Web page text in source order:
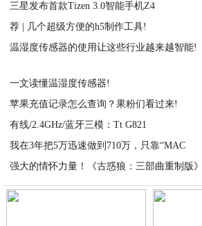
三星发布首款Tizen 3.0智能手机Z4
荐 | 几个超级方便的h5制作工具!
温湿度传感器的使用让这些行业越来越智能!
一文读懂温湿度传感器!
苹果充值记录怎么查询？果粉们看过来!
有线/2.4GHz/蓝牙三模：Tt G821
我在3年把5万迅速做到710万，只靠“MAC
强大的情怀力量！《古惑狼：三部曲重制版